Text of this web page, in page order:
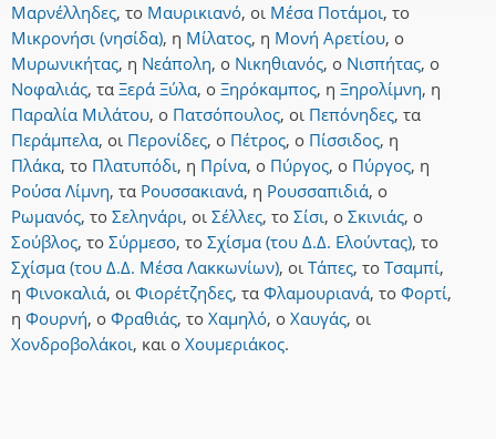
Μαρνέλληδες, το Μαυρικιανό, οι Μέσα Ποτάμοι, το
Μικρονήσι (νησίδα), η Μίλατος, η Μονή Αρετίου, ο
Μυρωνικήτας, η Νεάπολη, ο Νικηθιανός, ο Νισπήτας, ο
Νοφαλιάς, τα Ξερά Ξύλα, ο Ξηρόκαμπος, η Ξηρολίμνη, η
Παραλία Μιλάτου, ο Πατσόπουλος, οι Πεπόνηδες, τα
Περάμπελα, οι Περονίδες, ο Πέτρος, ο Πίσσιδος, η
Πλάκα, το Πλατυπόδι, η Πρίνα, ο Πύργος, ο Πύργος, η
Ρούσα Λίμνη, τα Ρουσσακιανά, η Ρουσσαπιδιά, ο
Ρωμανός, το Σεληνάρι, οι Σέλλες, το Σίσι, ο Σκινιάς, ο
Σούβλος, το Σύρμεσο, το Σχίσμα (του Δ.Δ. Ελούντας), το
Σχίσμα (του Δ.Δ. Μέσα Λακκωνίων), οι Τάπες, το Τσαμπί,
η Φινοκαλιά, οι Φιορέτζηδες, τα Φλαμουριανά, το Φορτί,
η Φουρνή, ο Φραθιάς, το Χαμηλό, ο Χαυγάς, οι
Χονδροβολάκοι, και ο Χουμεριάκος.